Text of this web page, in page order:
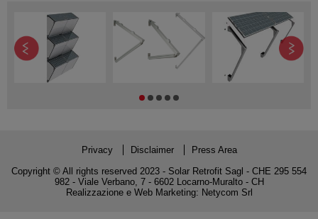
Privacy Disclaimer
Press Area
Copyright © All rights reserved 2023 - Solar Retrofit Sagl - CHE 295 554
982 - Viale Verbano, 7 - 6602 Locarno-Muralto - CH
Realizzazione e Web Marketing: Netycom Srl